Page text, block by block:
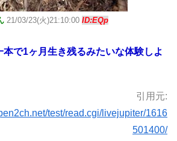
21/03/23(火)21:10:00 ID:EQp
本で1ヶ月生き残るみたいな体験しよ
引用元:
test/read.cgi/livejupiter/1616
501400/